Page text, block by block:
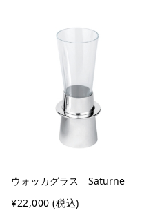
ウォッカグラス Saturne
¥22,000 (税込)